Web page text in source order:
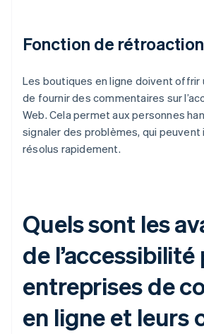
Fonction de rétroaction
Les boutiques en ligne doivent offrir
de fournir des commentaires sur
Web. Cela permet aux personnes
signaler des problèmes, qui
résolus rapidement.
Quels sont les
de
entreprises de
en ligne et leurs